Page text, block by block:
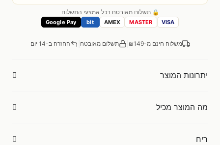
🔒 תשלום מאובטח בכל אמצעי התשלום
VISA
MASTER
AMEX
bit
Google Pay
משלוח חינם מ-₪149 תשלום מאובטח החזרה ב-14 יום
יתרונות המוצר
מה המוצר מכיל
ריח